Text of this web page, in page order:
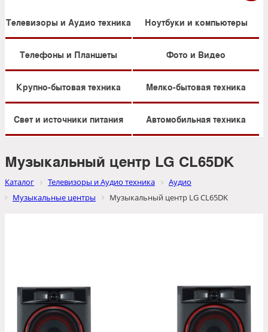
Телевизоры и Аудио техника Ноутбуки и компьютеры
Телефоны и Планшеты Фото и Видео
Крупно-бытовая техника Мелко-бытовая техника
Свет и источники питания Автомобильная техника
Музыкальный центр LG CL65DK
Каталог Телевизоры и Аудио техника
Аудио
Музыкальные центры
Музыкальный центр LG CL65DK